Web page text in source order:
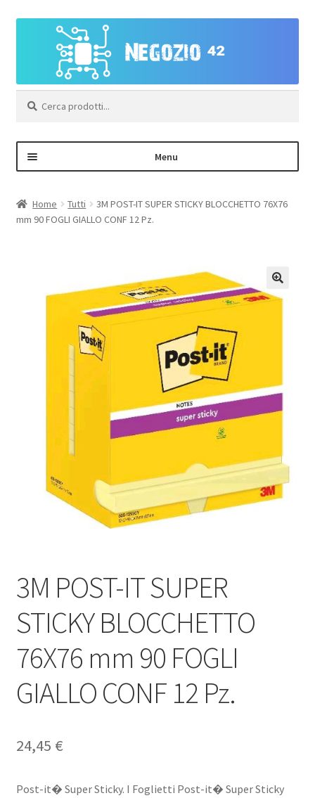
navigazione
contenuto
Menu
Home Tutti
3M POST-IT SUPER STICKY BLOCCHETTO 76X76
mm 90 FOGLI GIALLO CONF 12 Pz.
3M POST-IT SUPER
STICKY BLOCCHETTO
76X76 mm 90 FOGLI
GIALLO CONF 12 Pz.
24,45 €
Post-it� Super Sticky. I Foglietti Post-it� Super Sticky